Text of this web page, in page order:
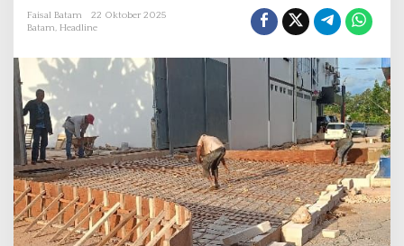
A
o
a
B
a
t
a
m
K
Faisal Batam
22 Oktober 2025
Batam, Headline